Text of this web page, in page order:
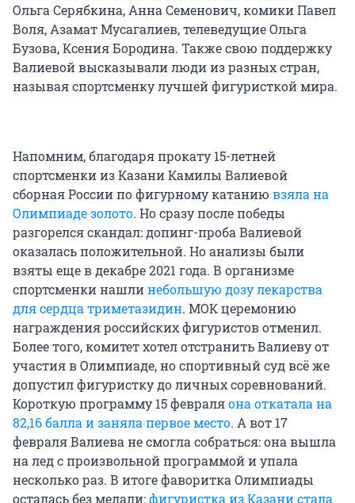
Ольга Серябкина, Анна Семенович, комики Павел
Воля, Азамат Мусагалиев, телеведущие Ольга
Бузова, Ксения Бородина. Также свою поддержку
Валиевой высказывали люди из разных стран,
называя спортсменку лучшей фигуристкой мира.
Напомним, благодаря прокату 15-летней
спортсменки из Казани Камилы Валиевой
сборная России по фигурному катанию взяла на
Олимпиаде золото. Но сразу после победы
разгорелся скандал: допинг-проба Валиевой
оказалась положительной. Но анализы были
взяты еще в декабре 2021 года. В организме
спортсменки нашлинебольшую дозу лекарства
для сердца триметазидин. МОК церемонию
награждения российских фигуристов отменил.
Более того, комитет хотел отстранить Валиеву от
участия в Олимпиаде, но спортивный суд всё же
допустил фигуристку до личных соревнований.
Короткую программу 15 февраляона откатала на
82,16 балла и заняла первое место. А вот 17
февраля Валиева не смогла собраться: она вышла
на лед с произвольной программой и упала
несколько раз. В итоге фаворитка Олимпиады
осталась без медали:фигуристка из Казани стала